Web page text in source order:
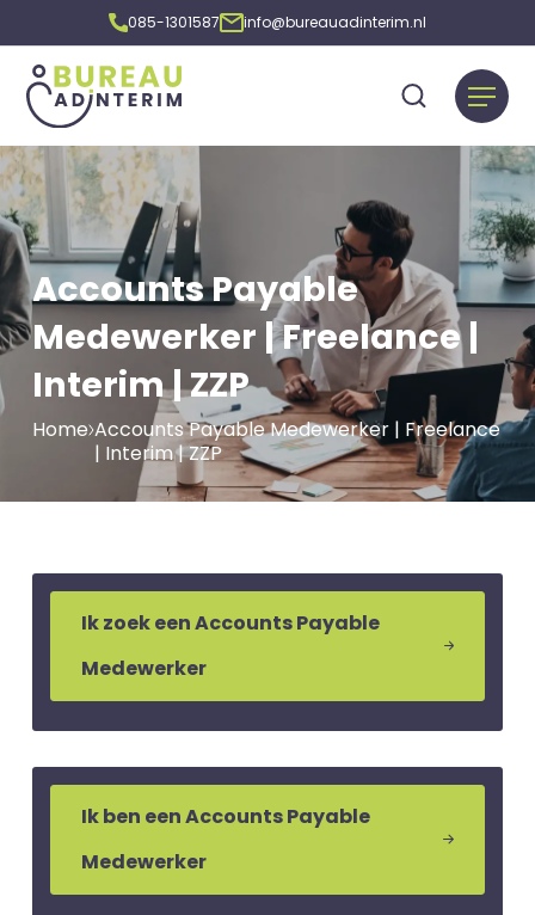
085-1301587 info@bureauadinterim.nl
Accounts Payable
Medewerker | Freelance |
Interim | ZZP
Home Accounts Payable Medewerker | Freelance
| Interim | ZZP
Ik zoek een Accounts Payable
Medewerker
Ik ben een Accounts Payable
Medewerker